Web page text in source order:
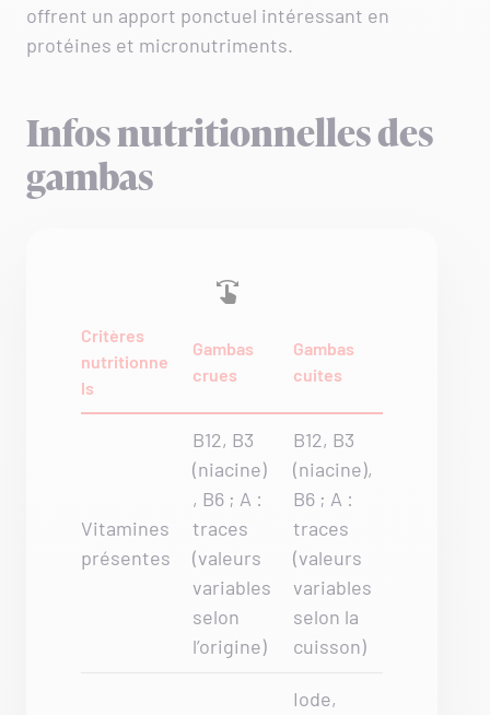
offrent un apport ponctuel intéressant en
protéines et micronutriments.
Infos nutritionnelles des
gambas
Critères
nutritionne
ls
Gambas
crues
Gambas
cuites
Vitamines
présentes
B12, B3
(niacine)
, B6 ; A :
traces
(valeurs
variables
selon
l’origine)
B12, B3
(niacine),
B6 ; A :
traces
(valeurs
variables
selon la
cuisson)
Iode,